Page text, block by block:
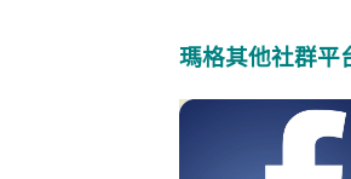
瑪格其他社群平